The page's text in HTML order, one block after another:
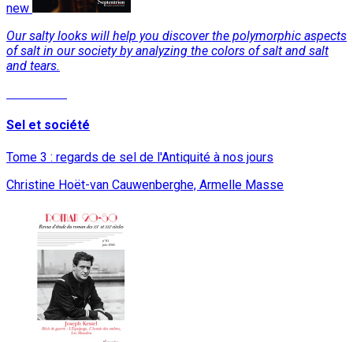
new
Our salty looks will help you discover the polymorphic aspects
of salt in our society by analyzing the colors of salt and salt
and tears.
Sel et société
Tome 3 : regards de sel de l'Antiquité à nos jours
Christine Hoët-van Cauwenberghe, Armelle Masse